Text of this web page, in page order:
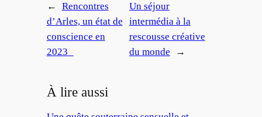
←
Rencontres
d’Arles, un état de
conscience en
2023
Un séjour
intermédia à la
rescousse créative
du monde
→
À lire aussi